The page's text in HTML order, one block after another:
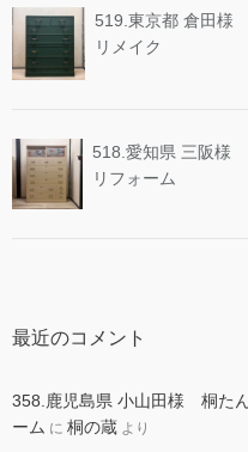
519.東京都 倉田様
リメイク
518.愛知県 三阪様
リフォーム
最近のコメント
358.鹿児島県 小山田様 桐た
ーム に 桐の蔵 より